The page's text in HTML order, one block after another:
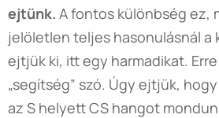
ejtünk. A fontos különbség ez,
jelöletlen teljes hasonulásnál
ejtjük ki, itt egy harmadikat.
„segítség” szó. Úgy ejtjük, hogy
az S helyett CS hangot